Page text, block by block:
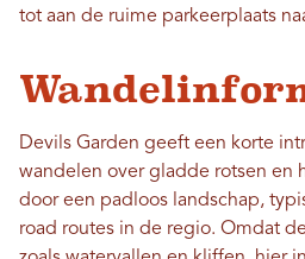
tot aan de ruime parkeerplaats
Devils Garden geeft een korte
wandelen over gladde rotsen en
door een padloos landschap,
road routes in de regio. Omdat